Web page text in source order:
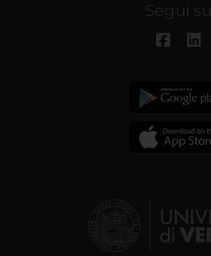
Segui su